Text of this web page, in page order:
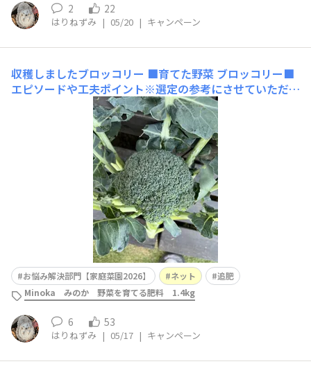
2 22
はりねずみ | 05/20 | キャンペーン
収穫しましたブロッコリー ■育てた野菜 ブロッコリー■
エピソードや工夫ポイント※選定の参考にさせていただき
ますので必ずご入力ください 植えた早々、ヒヨドリに葉
を食べられたブロッコリーですが、ネットを張り完全防備
の末、収穫できました。脇芽もしっかり食べました。わか
らない場合はこちらに商品名を入力してください
お悩み解決部門【家庭菜園2026】 ネット
追肥
Minoka みのか 野菜を育てる肥料 1.4kg
6 53
はりねずみ | 05/17 | キャンペーン